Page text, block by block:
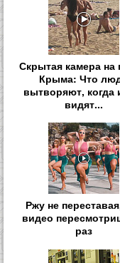
Скрытая камера на
Крыма: Что
вытворяют, когда
видят...
Ржу не
видео
раз